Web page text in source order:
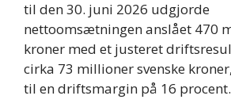
til den 30. juni 2026 udgjorde
nettoomsætningen anslået 470
kroner med et justeret
cirka 73 millioner svenske
til en driftsmargin på 16 procent.